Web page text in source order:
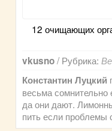
12 очищающих
vkusno/ Рубрика:
Константин Луцкий
весьма сомнительно
да они дают.
пить если проблемы